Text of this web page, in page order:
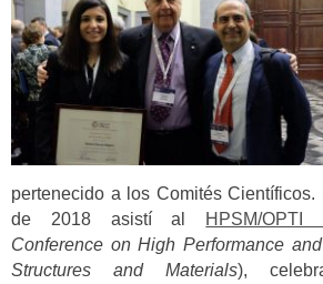
pertenecido a los Comités
de 2018 asistí al HPSM/OPTI
Conference on High Performance
Structures and Materials),